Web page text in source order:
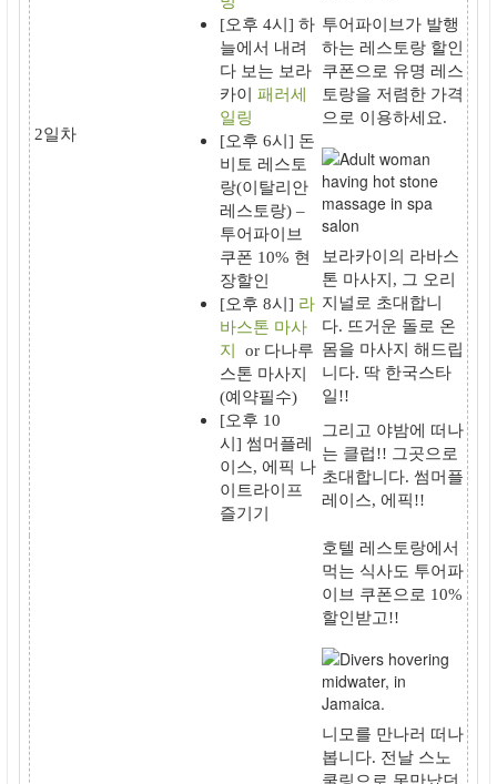
2일차
[오후 4시] 하
늘에서 내려
다 보는 보라
카이 패러세
일링
[오후 6시] 돈
비토 레스토
랑(이탈리안
레스토랑) –
투어파이브
쿠폰 10% 현
장할인
[오후 8시] 라
바스톤 마사
지
or 다나루
스톤 마사지
(예약필수)
[오후 10
시] 썸머플레
이스, 에픽 나
이트라이프
즐기기
투어파이브가 발행
하는 레스토랑 할인
쿠폰으로 유명 레스
토랑을 저렴한 가격
으로 이용하세요.
보라카이의 라바스
톤 마사지 , 그 오리
지널로 초대합니
다. 뜨거운 돌로 온
몸을 마사지 해드립
니다. 딱 한국스타
일!!
그리고 야밤에 떠나
는 클럽!! 그곳으로
초대합니다. 썸머플
레이스, 에픽!!
호텔 레스토랑에서
먹는 식사도 투어파
이브 쿠폰으로 10%
할인받고!!
니모를 만나러 떠나
봅니다. 전날 스노